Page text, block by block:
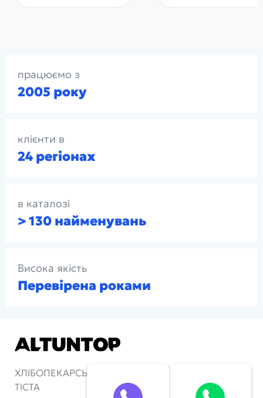
працюємо з
2005 року
клієнти в
24 регіонах
в каталозі
> 130 найменувань
Висока якість
Перевірена роками
ХЛІБОПЕКАРСЬКІ ПЕЧІ ТА АПАРАТИ ДЛЯ
ТІСТА